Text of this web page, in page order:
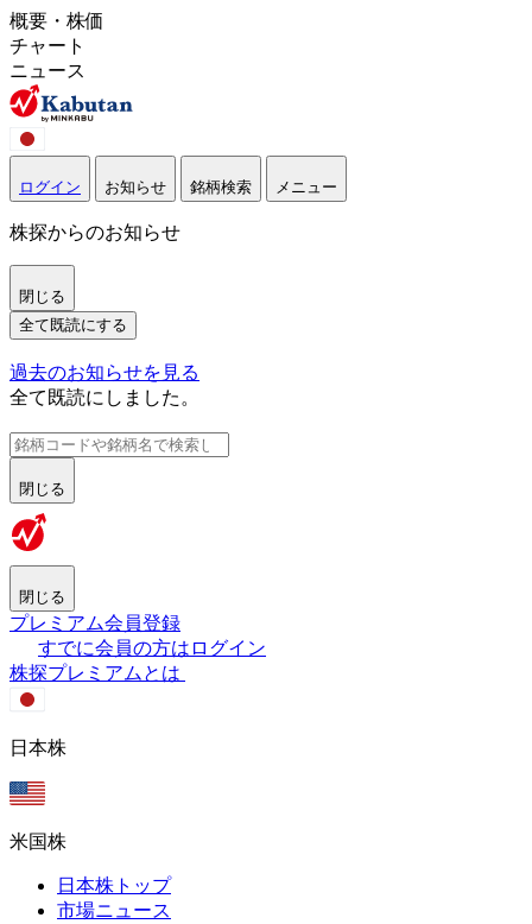
概要・株価
チャート
ニュース
ログイン お知らせ 銘柄検索 メニュー
株探からのお知らせ
閉じる
全て既読にする
過去のお知らせを見る
全て既読にしました。
閉じる
閉じる
プレミアム会員登録
すでに会員の方はログイン
株探プレミアムとは
日本株
米国株
日本株トップ
市場ニュース